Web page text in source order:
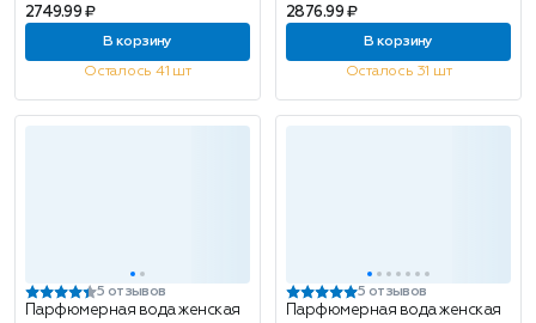
2749.99 ₽
В корзину
Осталось 41 шт
2876.99 ₽
В корзину
Осталось 31 шт
5 отзывов
Парфюмерная вода женская
5 отзывов
Парфюмерная вода женская